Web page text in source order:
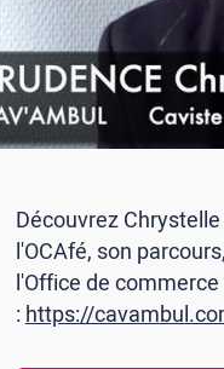
Découvrez
l'OCAfé, son
l'Office de
:https://